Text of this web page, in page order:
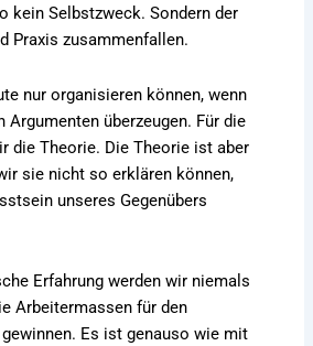
kein Selbstzweck. Sondern der
Praxis zusammenfallen.
nur organisieren können, wenn
Argumenten überzeugen. Für die
die Theorie. Die Theorie ist aber
sie nicht so erklären können,
unseres Gegenübers
Erfahrung werden wir niemals
Arbeitermassen für den
Es ist genauso wie mit